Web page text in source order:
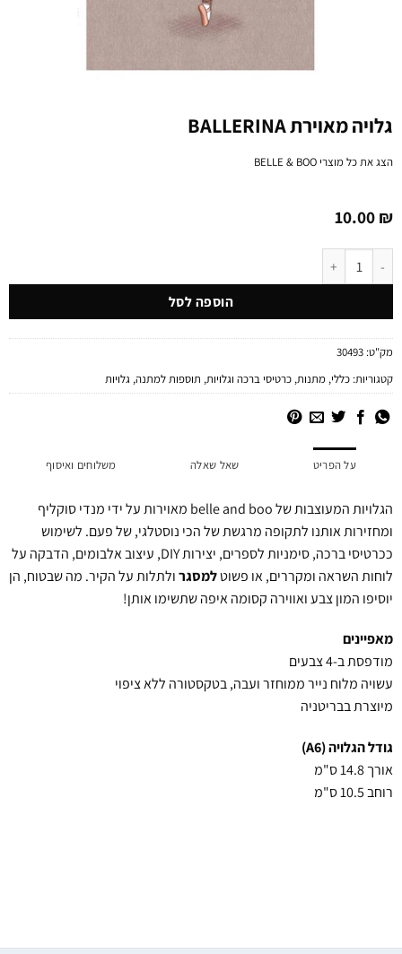
גלויה מאוירת BALLERINA
הצג את כל מוצריBELLE & BOO
10.00₪
כמות של גלויה מאוירת BALLERINA
הוספה לסל
מק"ט:30493
קטגוריות:כללי,מתנות,כרטיסי ברכה וגלויות,תוספות למתנה,גלויות
על הפריט שאל שאלה משלוחים ואיסוף
הגלויות המעוצבות של belle and boo מאוירות על ידי מנדי סוקליף
ומחזירות אותנו לתקופה מרגשת של הכי נוסטלגי, של פעם. לשימוש
ככרטיסי ברכה, סימניות לספרים, יצירות DIY, עיצוב אלבומים, הדבקה על
לוחות השראה ומקררים, או פשוטלמסגרולתלות על הקיר. מה שבטוח, הן
יוסיפו המון צבע ואווירה קסומה איפה שתשימו אותן!
מאפיינים
מודפסת ב-4 צבעים
עשויה מלוח נייר ממוחזר ועבה, בטקסטורה ללא ציפוי
מיוצרת בבריטניה
גודל הגלויה (A6)
אורך 14.8 ס"מ
רוחב 10.5 ס"מ